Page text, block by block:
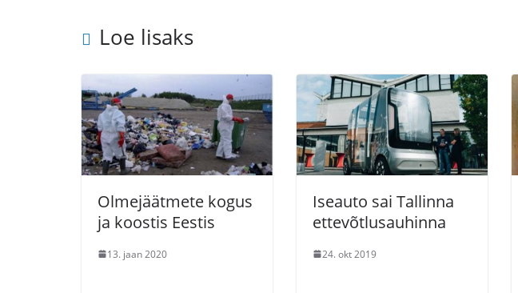
Loe lisaks
Olmejäätmete kogus
ja koostis Eestis
13. jaan 2020
Iseauto sai Tallinna
ettevõtlusauhinna
24. okt 2019